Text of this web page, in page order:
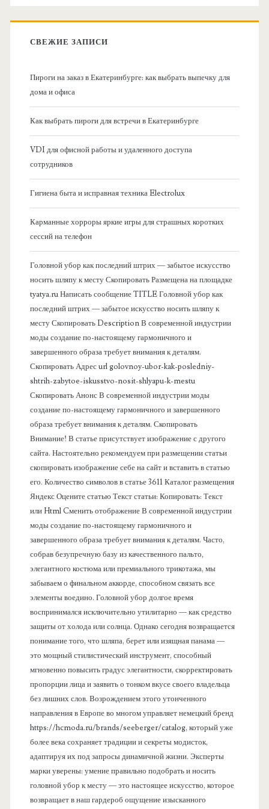
:
СВЕЖИЕ ЗАПИСИ
Пироги на заказ в Екатеринбурге: как выбрать выпечку для
дома и офиса
Как выбрать пироги для встречи в Екатеринбурге
VDI для офисной работы и удаленного доступа
сотрудников
Гигиена быта и исправная техника Electrolux
Карманные хорроры яркие игры для страшных коротких
сессий на телефон
Головной убор как последний штрих — забытое искусство
носить шляпу к месту Скопировать Размещена на площадке
tyatya.ru Написать сообщение TITLE Головной убор как
последний штрих — забытое искусство носить шляпу к
месту Скопировать Description В современной индустрии
моды создание по-настоящему гармоничного и
завершенного образа требует внимания к деталям.
Скопировать Адрес url golovnoy-ubor-kak-posledniy-
shtrih-zabytoe-iskusstvo-nosit-shlyapu-k-mestu
Скопировать Анонс В современной индустрии моды
создание по-настоящему гармоничного и завершенного
образа требует внимания к деталям. Скопировать
Внимание! В статье присутствует изображение с другого
сайта. Настоятельно рекомендуем при размещении статьи
скопировать изображение себе на сайт и вставить в статью
его. Количество символов в статье 3611 Каталог размещения
Яндекс Оцените статью Текст статьи: Копировать: Текст
или Html Cменить отображение В современной индустрии
моды создание по-настоящему гармоничного и
завершенного образа требует внимания к деталям. Часто,
собрав безупречную базу из качественного пальто,
элегантного костюма или премиального трикотажа, мы
забываем о финальном аккорде, способном связать все
элементы воедино. Головной убор долгое время
воспринимался исключительно утилитарно — как средство
защиты от холода или солнца. Однако сегодня возвращается
понимание того, что шляпа, берет или изящная панама —
это мощный стилистический инструмент, способный
мгновенно повысить градус элегантности, скорректировать
пропорции лица и заявить о тонком вкусе своего владельца
без лишних слов. Возрождением этого утонченного
направления в Европе во многом управляет немецкий бренд
https://hcmoda.ru/brands/seeberger/catalog, который уже
более века сохраняет традиции и секреты модисток,
адаптируя их под запросы динамичной жизни. Эксперты
марки уверены: умение правильно подобрать и носить
головной убор к месту — это настоящее искусство, которое
возвращает в наш гардероб ощущение изысканного